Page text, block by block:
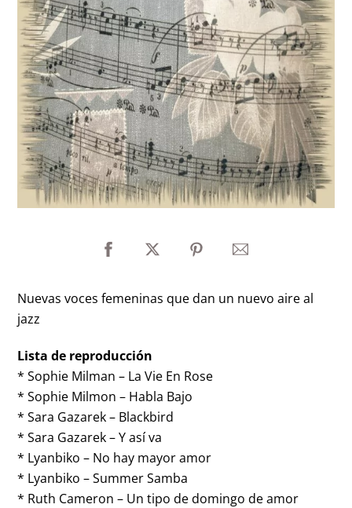
Nuevas voces femeninas que dan un nuevo aire al
jazz
Lista de reproducción
* Sophie Milman – La Vie En Rose
* Sophie Milmon – Habla Bajo
* Sara Gazarek – Blackbird
* Sara Gazarek – Y así va
* Lyanbiko – No hay mayor amor
* Lyanbiko – Summer Samba
* Ruth Cameron – Un tipo de domingo de amor